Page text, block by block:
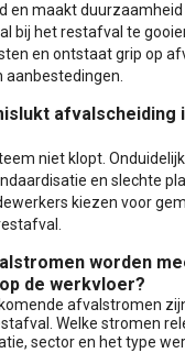
en maakt
bij het restafval te
en ontstaat grip op
afvalscheiding
niet klopt.
en slechte
kiezen voor
worden
de werkvloer?
afvalstromen
Welke stromen
sector en het type